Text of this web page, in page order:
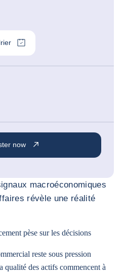
now
macroéconomiques
révèle une réalité
pèse sur les décisions
reste sous pression
qualité des actifs commencent à